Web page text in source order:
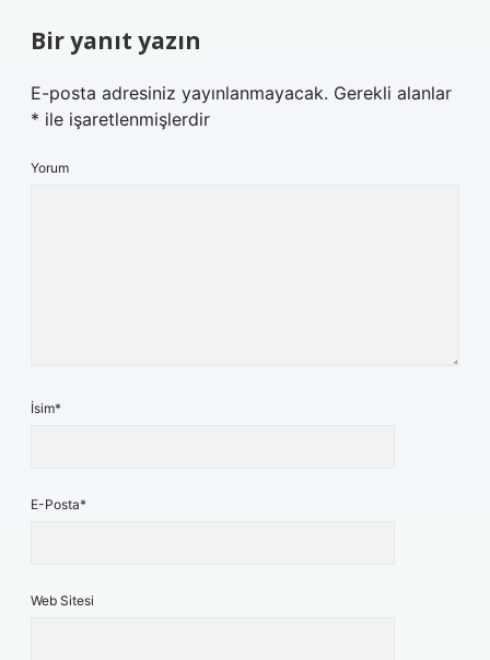
Bir yanıt yazın
E-posta adresiniz yayınlanmayacak. Gerekli alanlar
* ile işaretlenmişlerdir
Yorum
İsim*
E-Posta*
Web Sitesi